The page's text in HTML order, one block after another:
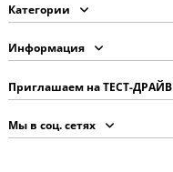
Категории
Информация
Приглашаем на ТЕСТ-ДРАЙВ
Мы в соц. сетях